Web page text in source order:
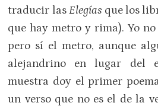
traducir lasElegías que los
que hay metro y rima). Yo
pero sí el metro, aunque
alejandrino en lugar del
muestra doy el primer
un verso que no es el de la